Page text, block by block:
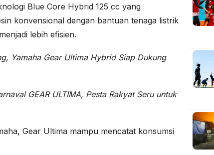
Blue Core Hybrid 125 cc yang
konvensional dengan bantuan tenaga listrik
lebih efisien.
Yamaha Gear Ultima Hybrid Siap Dukung
GEAR ULTIMA, Pesta Rakyat Seru untuk
Gear Ultima mampu mencatat konsumsi